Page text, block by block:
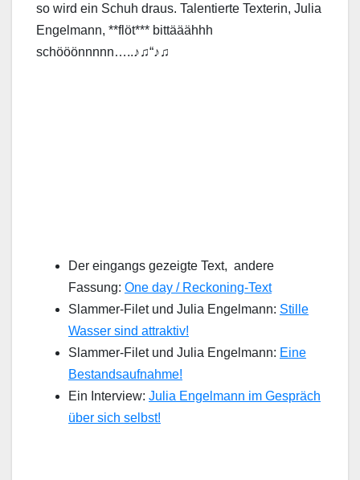
so wird ein Schuh draus. Talentierte Texterin, Julia
Engelmann, **flöt*** bittääähhh
schööönnnnn…..♪♫“♪♫
Der eingangs gezeigte Text, andere
Fassung: One day / Reckoning-Text
Slammer-Filet und Julia Engelmann: Stille
Wasser sind attraktiv!
Slammer-Filet und Julia Engelmann: Eine
Bestandsaufnahme!
Ein Interview: Julia Engelmann im Gespräch
über sich selbst!